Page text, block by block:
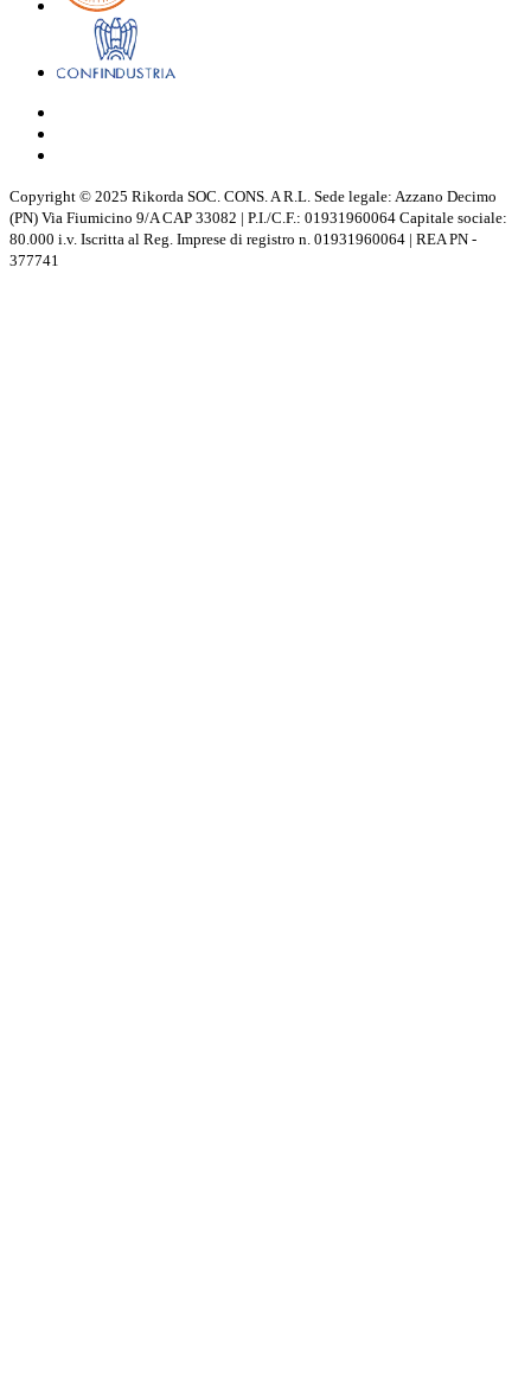
Copyright © 2025 Rikorda SOC. CONS. A R.L. Sede legale: Azzano Decimo
(PN) Via Fiumicino 9/A CAP 33082 | P.I./C.F.: 01931960064 Capitale sociale:
80.000 i.v. Iscritta al Reg. Imprese di registro n. 01931960064 | REA PN -
377741